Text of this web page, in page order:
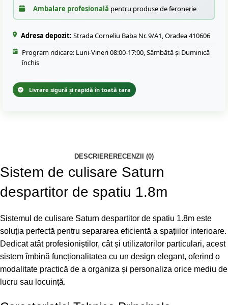
Ambalare profesională pentru produse de feronerie
Adresa depozit: Strada Corneliu Baba Nr. 9/A1, Oradea 410606
Program ridicare: Luni-Vineri 08:00-17:00, Sâmbătă și Duminică
închis
Livrare sigură și rapidă în toată țara
DESCRIERERECENZII (0)
Sistem de culisare Saturn
despartitor de spatiu 1.8m
Sistemul de culisare Saturn despartitor de spatiu 1.8m este
soluția perfectă pentru separarea eficientă a spațiilor interioare.
Dedicat atât profesioniștilor, cât și utilizatorilor particulari, acest
sistem îmbină funcționalitatea cu un design elegant, oferind o
modalitate practică de a organiza și personaliza orice mediu de
lucru sau locuință.